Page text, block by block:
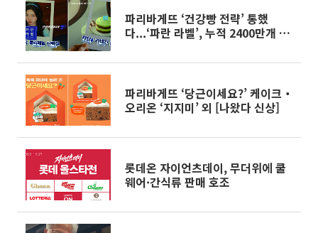
파리바게뜨 ‘건강빵 전략’ 통했
다...‘파란 라벨’, 누적 2400만개 돌
파리바게뜨 ‘당근이세요?’ 케이크‧
오리온 ‘지지미’ 외 [나왔다 신상]
롯데온 자이언츠데이, 무더위에 쿨
웨어·간식류 판매 호조